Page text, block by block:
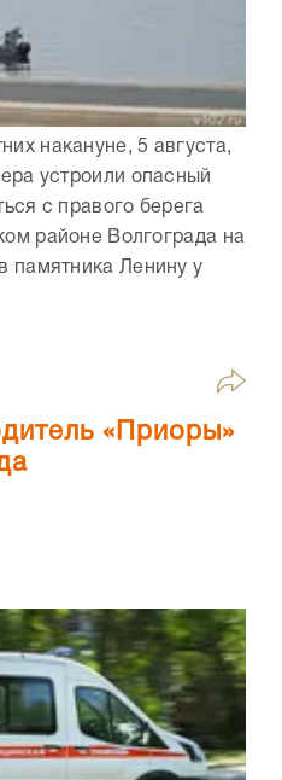
накануне, 5 августа,
устроили опасный
с правого берега
районе Волгограда на
памятника Ленину у
«Приоры»